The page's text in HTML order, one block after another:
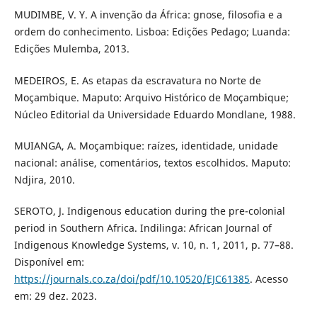
MUDIMBE, V. Y. A invenção da África: gnose, filosofia e a
ordem do conhecimento. Lisboa: Edições Pedago; Luanda:
Edições Mulemba, 2013.
MEDEIROS, E. As etapas da escravatura no Norte de
Moçambique. Maputo: Arquivo Histórico de Moçambique;
Núcleo Editorial da Universidade Eduardo Mondlane, 1988.
MUIANGA, A. Moçambique: raízes, identidade, unidade
nacional: análise, comentários, textos escolhidos. Maputo:
Ndjira, 2010.
SEROTO, J. Indigenous education during the pre-colonial
period in Southern Africa. Indilinga: African Journal of
Indigenous Knowledge Systems, v. 10, n. 1, 2011, p. 77–88.
Disponível em:
https://journals.co.za/doi/pdf/10.10520/EJC61385. Acesso
em: 29 dez. 2023.